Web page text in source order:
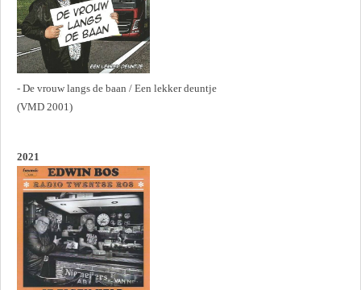
- De vrouw langs de baan / Een lekker deuntje
(VMD 2001)
2021